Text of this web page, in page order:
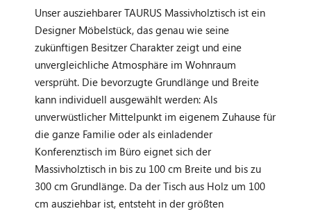
Unser ausziehbarer TAURUS Massivholztisch ist ein
Designer Möbelstück, das genau wie seine
zukünftigen Besitzer Charakter zeigt und eine
unvergleichliche Atmosphäre im Wohnraum
versprüht. Die bevorzugte Grundlänge und Breite
kann individuell ausgewählt werden: Als
unverwüstlicher Mittelpunkt im eigenem Zuhause für
die ganze Familie oder als einladender
Konferenztisch im Büro eignet sich der
Massivholztisch in bis zu 100 cm Breite und bis zu
300 cm Grundlänge. Da der Tisch aus Holz um 100
cm ausziehbar ist, entsteht in der größten